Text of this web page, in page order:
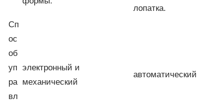
лопатка.
Сп
ос
об
уп
ра
вл
электронный и
механический
автоматический